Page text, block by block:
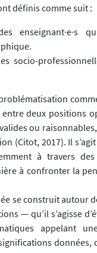
définis comme suit :
enseignant·e·s
socio-
deux positions
ou
(Citot, 2017). Il
à travers des
à confronter la
se construit autour
— qu’il s’agisse
appelant
données,